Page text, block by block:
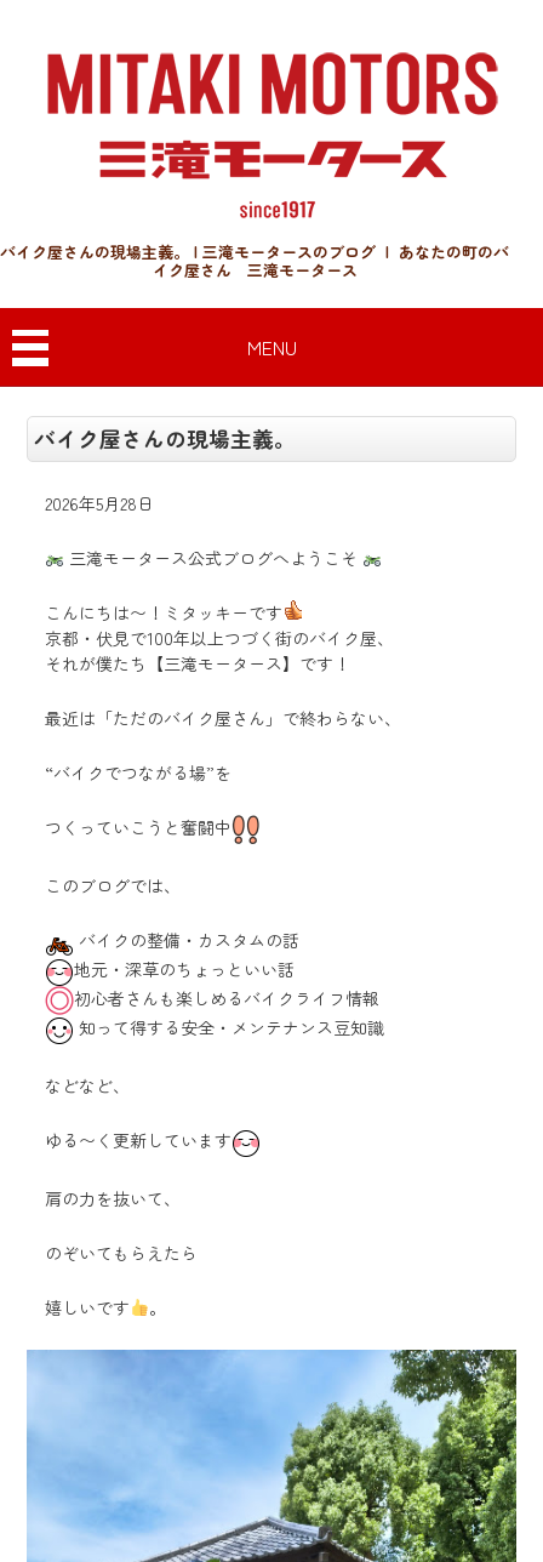
バイク屋さんの現場主義。 | 三滝モータースのブログ | あなたの町のバ
イク屋さん 三滝モータース
MENU
バイク屋さんの現場主義。
2026年5月28日
三滝モータース公式ブログへようこそ
こんにちは〜！ミタッキーです
京都・伏見で100年以上つづく街のバイク屋、
それが僕たち【三滝モータース】です！
最近は「ただのバイク屋さん」で終わらない、
“バイクでつながる場”を
つくっていこうと奮闘中
このブログでは、
バイクの整備・カスタムの話
地元・深草のちょっといい話
初心者さんも楽しめるバイクライフ情報
知って得する安全・メンテナンス豆知識
などなど、
ゆる〜く更新しています
肩の力を抜いて、
のぞいてもらえたら
嬉しいです 。